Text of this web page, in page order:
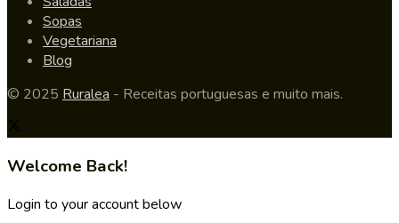
Sopas
Vegetariana
Blog
© 2025 Ruralea - Receitas portuguesas e muito mais.
Welcome Back!
Login to your account below